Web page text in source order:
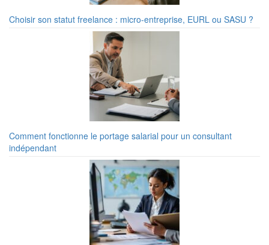
Choisir son statut freelance : micro-entreprise, EURL ou SASU ?
Comment fonctionne le portage salarial pour un consultant
indépendant